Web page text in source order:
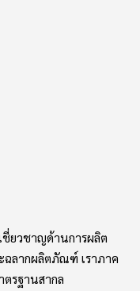
ยวชาญด้านการผลิต
ฉลากผลิตภัณฑ์ เราภาค
รฐานสากล